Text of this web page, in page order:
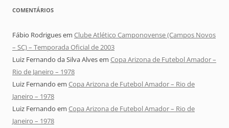
COMENTÁRIOS
Fábio Rodriguesem Clube Atlético Camponovense (Campos Novos
– SC) – Temporada Oficial de 2003
Luiz Fernando da Silva Alvesem Copa Arizona de Futebol Amador –
Rio de Janeiro – 1978
Luiz Fernando em Copa Arizona de Futebol Amador – Rio de
Janeiro – 1978
Luiz Fernando em Copa Arizona de Futebol Amador – Rio de
Janeiro – 1978